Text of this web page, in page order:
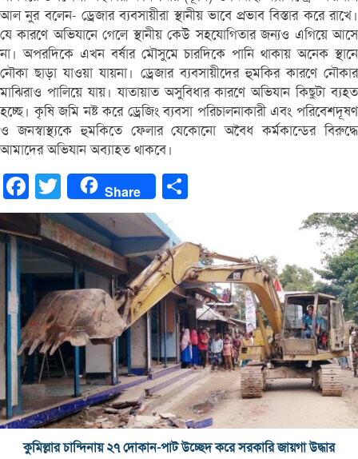
আল নুর বলেন- ড্রেজার ব্যবসায়ীরা স্থানীয় ভাবে প্রভাব বিস্তার করে রাখে।
যে কারণে অভিযানে গেলে স্থানীয় কেউ সহযোগিতার জন্যও এগিয়ে আসে
না। অপরদিকে এখন বর্ষার মৌসুমে চারদিকে পানি থাকায় অনেক স্থানে
নৌকা ছাড়া যাওয়া যায়না। ড্রেজার ব্যবসায়ীদের হুমকির কারণে নৌকার
মাঝিরাও পালিয়ে যায়। যাতায়াত অসুবিধার কারণে অভিযান কিছুটা ব্যহত
হচ্ছে। কৃষি জমি নষ্ট করে ড্রেজিং ব্যবসা পরিচালনাকারী এবং পরিবেশদূষণ
ও জনস্বাস্থ্যকে হুমকিতে ফেলার যেকোনো অবৈধ কর্মকান্ডের বিরুদ্ধে
আমাদের অভিযান অব্যাহত থাকবে।
FacebookTwitter Share
কুমিল্লার চান্দিনায় ২৭ দোকান-পাট উচ্ছেদ করে সরকারি জায়গা উদ্ধার